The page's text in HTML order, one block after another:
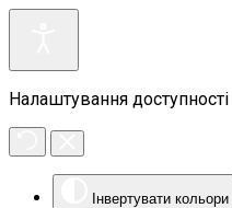
Налаштування доступності
Інвертувати кольори